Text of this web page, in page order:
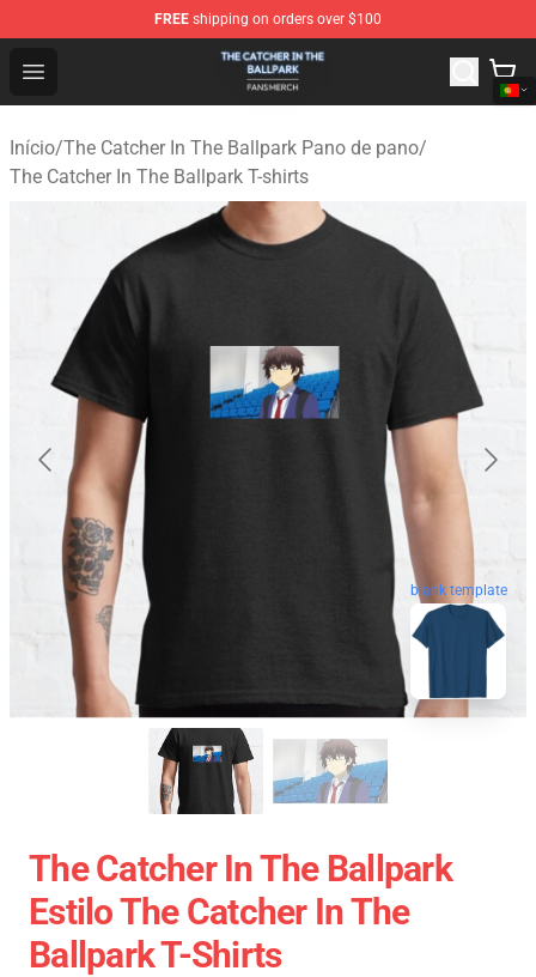
FREE shipping on orders over $100
Open menu
The Catcher In The Ballpark Shop - Official The Catcher
Início/The Catcher In The Ballpark Pano de pano/
The Catcher In The Ballpark T-shirts
blank template
The Catcher In The Ballpark
Estilo The Catcher In The
Ballpark T-Shirts